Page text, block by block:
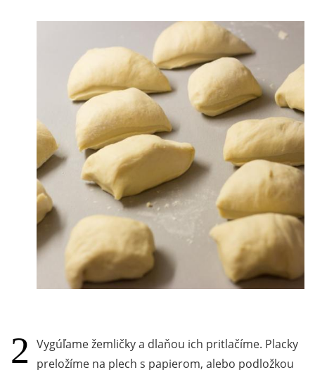
Vygúľame žemličky a dlaňou ich pritlačíme. Placky
preložíme na plech s papierom, alebo podložkou